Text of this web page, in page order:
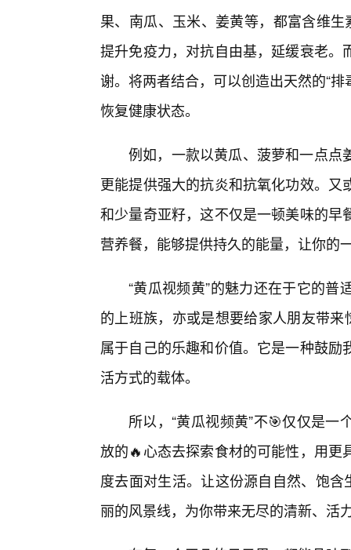
果、南瓜、玉米、姜黄等，都富含维
提升免疫力，对抗自由基，延缓衰老
谢。将两者结合，可以创造出天然的“
恢复健康状态。
例如，一款以黄瓜、菠萝和一点点
更能提供强大的抗炎和抗氧化功效。
和少量奇亚籽，这不仅是一顿美味的
营养餐，能够提供持久的能量，让你的
“黄瓜视频黄”的魅力还在于它的
的上班族，亦或是想要给家人朋友带
属于自己的乐趣和价值。它是一种鼓
活方式的载体。
所以，“黄瓜视频黄”不🎯仅仅是
放的🔥心态去探索食材的可能性，用
度去面对生活。让这份源自自然、饱
丽的风景线，为你带来无尽的清新、活